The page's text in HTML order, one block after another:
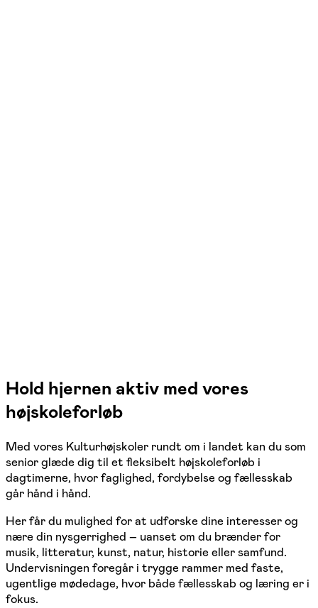
Hold hjernen aktiv med vores
højskoleforløb
Med vores Kulturhøjskoler rundt om i landet kan du som
senior glæde dig til et fleksibelt højskoleforløb i
dagtimerne, hvor faglighed, fordybelse og fællesskab
går hånd i hånd.
Her får du mulighed for at udforske dine interesser og
nære din nysgerrighed – uanset om du brænder for
musik, litteratur, kunst, natur, historie eller samfund.
Undervisningen foregår i trygge rammer med faste,
ugentlige mødedage, hvor både fællesskab og læring er i
fokus.